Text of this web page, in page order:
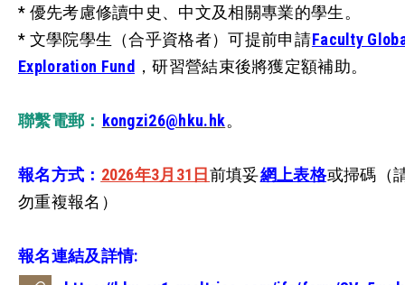
* 優先考慮修讀中史、中文及相關專業的學生。
* 文學院學生（合乎資格者）可提前申請Faculty
Exploration Fund ，研習營結束後將獲定額補助。
聯繫電郵： kongzi26@hku.hk。
報名方式： 2026年3月31日 前填妥網上表格或掃碼（
勿重複報名）
報名連結及詳情: